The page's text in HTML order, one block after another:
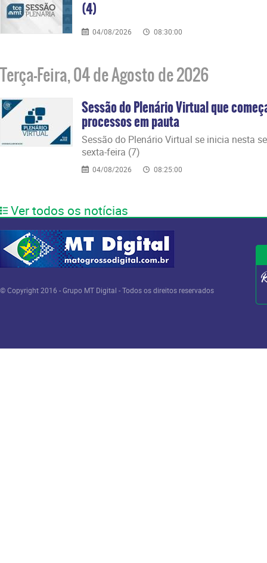
(4)
04/08/2026 08:30:00
Terça-Feira, 04 de Agosto de 2026
Sessão do Plenário Virtual que
processos em pauta
Sessão do Plenário Virtual se inicia nesta
sexta-feira (7)
04/08/2026 08:25:00
Ver todos os notícias
© Copyright 2016 - Grupo MT Digital - Todos os direitos reservados